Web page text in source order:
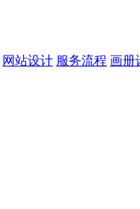
网站设计 服务流程 画册